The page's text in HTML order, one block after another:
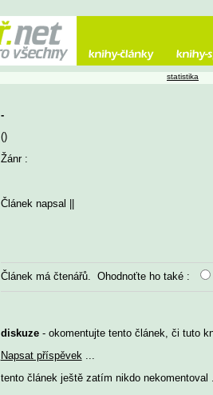
-
()
Žánr :
Článek napsal
Článek má čtenářů. Ohodnoťte ho také :
diskuze- okomentujte tento článek, či tuto
Napsat příspěvek
tento článek ještě zatím nikdo nekomentoval
statistika